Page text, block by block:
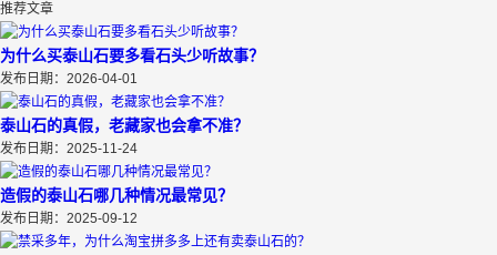
推荐文章
为什么买泰山石要多看石头少听故事？
发布日期：2026-04-01
泰山石的真假，老藏家也会拿不准？
发布日期：2025-11-24
造假的泰山石哪几种情况最常见？
发布日期：2025-09-12